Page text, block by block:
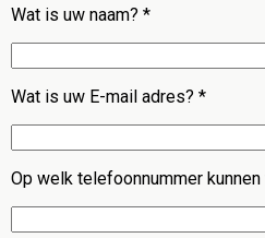
Wat is uw naam? * (*
Wat is uw E-mail adres? *
Op welk telefoonnummer